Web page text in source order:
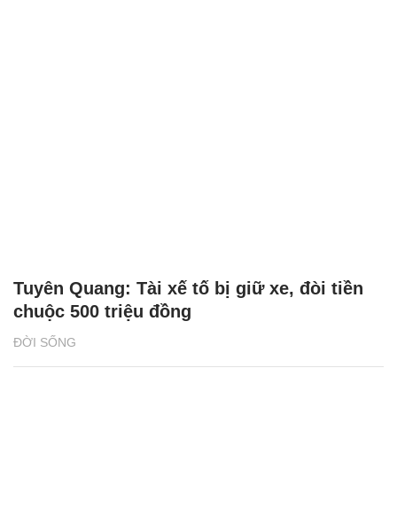
ĐỜI SỐNG
Tuyên Quang: Tài xế tố bị giữ xe, đòi tiền
chuộc 500 triệu đồng